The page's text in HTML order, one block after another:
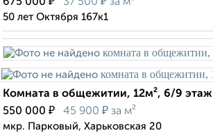
675 000
37 500 за м²
50 лет Октября 167к1
Комната в общежитии, 12м², 6/9 этаж
550 000 ₽ 45 900 ₽ за м²
мкр. Парковый, Харьковская 20